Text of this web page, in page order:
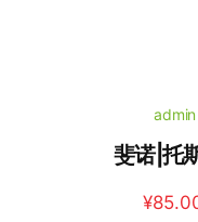
admin
斐诺|托
¥